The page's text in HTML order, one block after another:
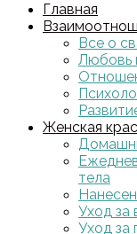
Главная
Все о
Любовь
Женская
тела
Уход за
Уход за